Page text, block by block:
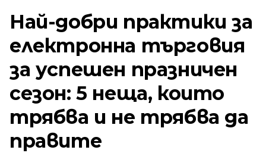
Най-добри практики за
електронна търговия
за успешен празничен
сезон: 5 неща, които
трябва и не трябва да
правите